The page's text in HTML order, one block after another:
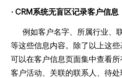
· CRM系统无盲区记录客户信息
例如客户名字、所属行业、
等这些信息内容。除了以上这
可以在客户信息页面集中查看
客户活动、关联的联系人、待